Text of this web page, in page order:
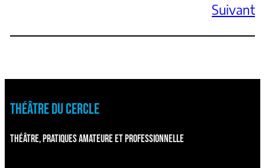
Suivant
THÉÂTRE DU CERCLE
THÉÂTRE, PRATIQUES AMATEURE ET PROFESSIONNELLE